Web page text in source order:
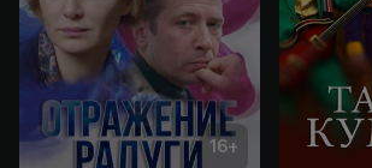
16+